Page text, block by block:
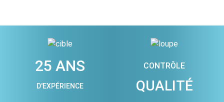
25 ANS
D'EXPÉRIENCE
CONTRÔLE
QUALITÉ